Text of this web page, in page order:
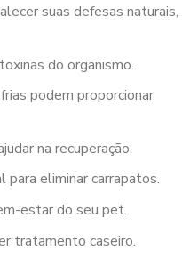
suas defesas naturais,
do organismo.
podem proporcionar
na recuperação.
eliminar carrapatos.
estar do seu pet.
tratamento caseiro.